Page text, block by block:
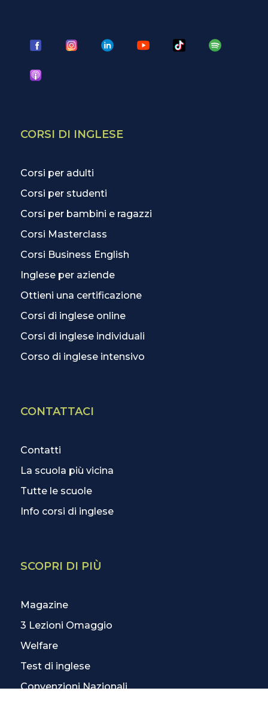
CORSI DI INGLESE
Corsi per adulti
Corsi per studenti
Corsi per bambini e ragazzi
Corsi Masterclass
Corsi Business English
Inglese per aziende
Ottieni una certificazione
Corsi di inglese online
Corsi di inglese individuali
Corso di inglese intensivo
CONTATTACI
Contatti
La scuola più vicina
Tutte le scuole
Info corsi di inglese
SCOPRI DI PIÙ
Magazine
3 Lezioni Omaggio
Welfare
Test di inglese
Convenzioni Nazionali